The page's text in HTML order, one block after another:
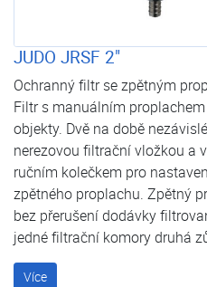
JUDO JRSF 2"
Ochranný filtr se zpětným
Filtr s manuálním
objekty. Dvě na době
nerezovou filtrační vložkou a
ručním kolečkem pro
zpětného proplachu. Zpětný
bez přerušení dodávky
jedné filtrační komory druhá
Více